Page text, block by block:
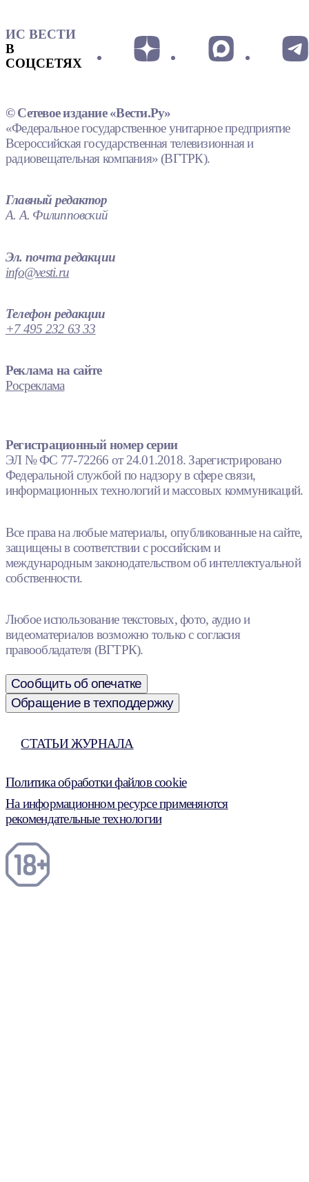
ИС ВЕСТИ
В
СОЦСЕТЯХ
© Сетевое издание «Вести.Ру»
«Федеральное государственное унитарное предприятие
Всероссийская государственная телевизионная и
радиовещательная компания» (ВГТРК).
Главный редактор
А. А. Филипповский
Эл. почта редакции
info@vesti.ru
Телефон редакции
+7 495 232 63 33
Реклама на сайте
Росреклама
Регистрационный номер серии
ЭЛ № ФС 77-72266 от 24.01.2018. Зарегистрировано
Федеральной службой по надзору в сфере связи,
информационных технологий и массовых коммуникаций.
Все права на любые материалы, опубликованные на сайте,
защищены в соответствии с российским и
международным законодательством об интеллектуальной
собственности.
Любое использование текстовых, фото, аудио и
видеоматериалов возможно только с согласия
правообладателя (ВГТРК).
Сообщить об опечатке
Обращение в техподдержку
СТАТЬИ ЖУРНАЛА
Политика обработки файлов cookie
На информационном ресурсе применяются
рекомендательные технологии